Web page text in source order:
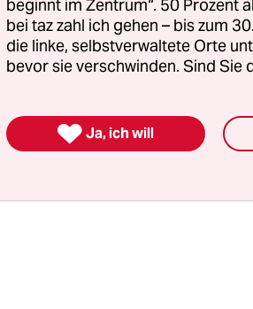
dem
beginnt im Zentrum“. 50 Prozent
bei taz zahl ich gehen – bis zum
die linke, selbstverwaltete Orte
bevor sie verschwinden. Sind Sie
 Ja, ich will